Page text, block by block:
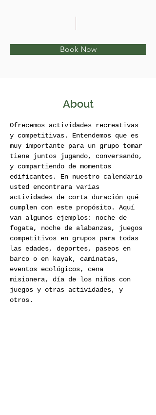
Book Now
About
Ofrecemos actividades recreativas
y competitivas. Entendemos que es
muy importante para un grupo tomar
tiene juntos jugando, conversando,
y compartiendo de momentos
edificantes. En nuestro calendario
usted encontrara varias
actividades de corta duración qué
cumplen con este propósito. Aquí
van algunos ejemplos: noche de
fogata, noche de alabanzas, juegos
competitivos en grupos para todas
las edades, deportes, paseos en
barco o en kayak, caminatas,
eventos ecológicos, cena
misionera, día de los niños con
juegos y otras actividades, y
otros.